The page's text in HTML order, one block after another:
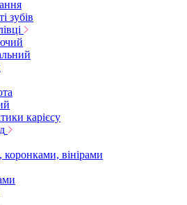
зубів
карієсу
коронками, вінірами